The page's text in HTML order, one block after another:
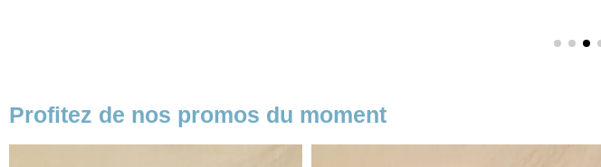
Profitez de nos promos du moment